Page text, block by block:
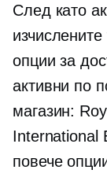
След като
опции за
активни по
магазин:
International
повече